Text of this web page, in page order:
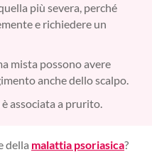
più severa, perché
e richiedere un
mista possono avere
anche dello scalpo.
associata a prurito.
della malattia psoriasica?